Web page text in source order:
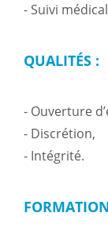
- Suivi
QUALITÉS :
- Ouverture
- Discrétion,
- Intégrité.